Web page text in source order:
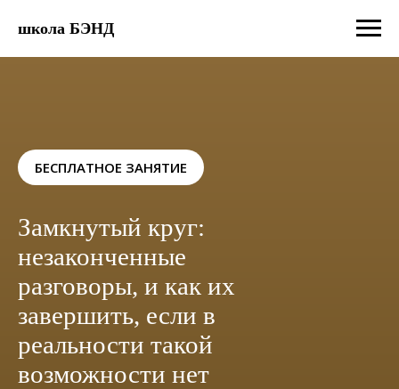
школа БЭНД
Замкнутый круг:
незаконченные
разговоры, и как их
завершить, если в
реальности такой
возможности нет
БЕСПЛАТНОЕ ЗАНЯТИЕ